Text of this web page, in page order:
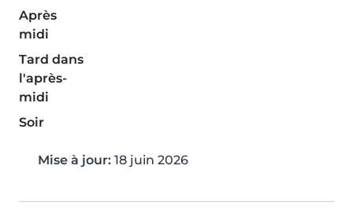
Après
midi
Tard dans
l'après-
midi
Soir
Mise à jour: 18 juin 2026